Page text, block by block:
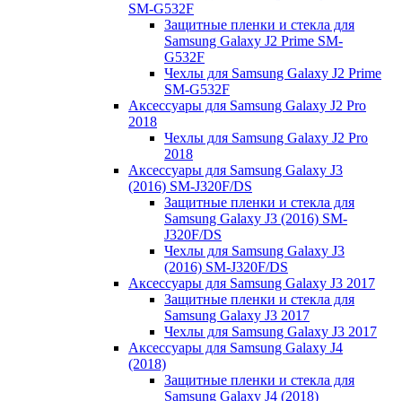
SM-G532F
Защитные пленки и стекла для
Samsung Galaxy J2 Prime SM-
G532F
Чехлы для Samsung Galaxy J2 Prime
SM-G532F
Аксессуары для Samsung Galaxy J2 Pro
2018
Чехлы для Samsung Galaxy J2 Pro
2018
Аксессуары для Samsung Galaxy J3
(2016) SM-J320F/DS
Защитные пленки и стекла для
Samsung Galaxy J3 (2016) SM-
J320F/DS
Чехлы для Samsung Galaxy J3
(2016) SM-J320F/DS
Аксессуары для Samsung Galaxy J3 2017
Защитные пленки и стекла для
Samsung Galaxy J3 2017
Чехлы для Samsung Galaxy J3 2017
Аксессуары для Samsung Galaxy J4
(2018)
Защитные пленки и стекла для
Samsung Galaxy J4 (2018)